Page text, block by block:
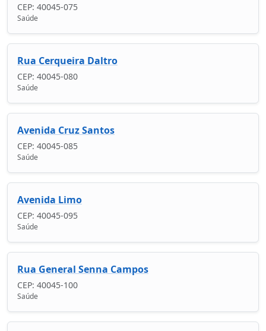
CEP: 40045-075
Saúde
Rua Cerqueira Daltro
CEP: 40045-080
Saúde
Avenida Cruz Santos
CEP: 40045-085
Saúde
Avenida Limo
CEP: 40045-095
Saúde
Rua General Senna Campos
CEP: 40045-100
Saúde